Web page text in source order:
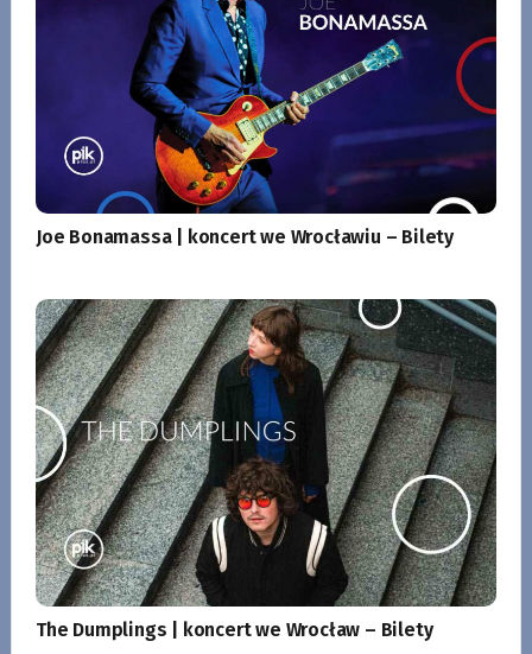
Joe Bonamassa | koncert we Wrocławiu – Bilety
The Dumplings | koncert we Wrocław – Bilety